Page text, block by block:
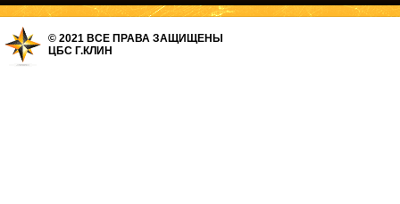
© 2021 ВСЕ ПРАВА ЗАЩИЩЕНЫ
ЦБС Г.КЛИН